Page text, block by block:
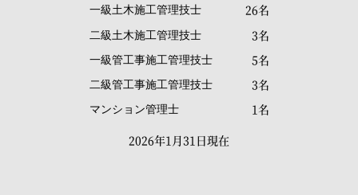
一級土木施工管理技士 26名
二級土木施工管理技士 3名
一級管工事施工管理技士 5名
二級管工事施工管理技士 3名
マンション管理士
1名
2026年1月31日現在